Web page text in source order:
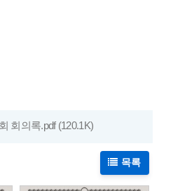
회의록.pdf(120.1K)
목록